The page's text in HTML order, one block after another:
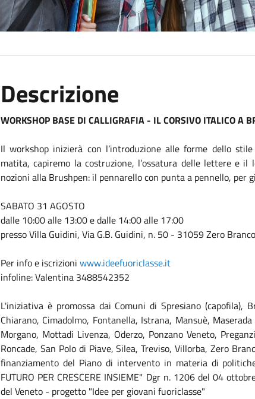
Descrizione
WORKSHOP BASE DI CALLIGRAFIA- IL CORSIVO ITALICO A
Il workshop inizierà con l’introduzione alle forme dello
matita, capiremo la costruzione, l’ossatura delle lettere e il
nozioni alla Brushpen: il pennarello con punta a pennello, per
SABATO 31 AGOSTO
dalle 10:00 alle 13:00 e dalle 14:00 alle 17:00
presso Villa Guidini, Via G.B. Guidini, n. 50 - 31059 Zero
Per info e iscrizioni www.ideefuoriclasse.it
infoline: Valentina 3488542352
L'iniziativa è promossa dai Comuni di Spresiano (capofila),
Chiarano, Cimadolmo, Fontanella, Istrana, Mansuè,
Morgano, Mottadi Livenza, Oderzo, Ponzano Veneto,
Roncade, San Polo di Piave, Silea, Treviso, Villorba, Zero
finanziamento del Piano di intervento in materia di
FUTURO PER CRESCERE INSIEME" Dgr n. 1206 del 04
del Veneto - progetto "Idee per giovani fuoriclasse"